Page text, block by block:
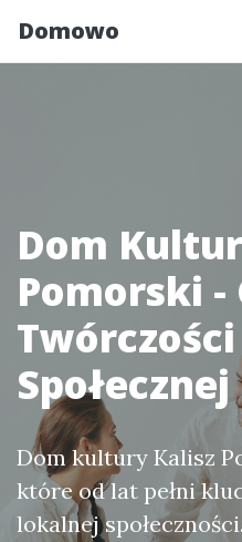
Domowo
Dom
Pomorski
Społecznej
Dom kultury Kalisz
które od lat pełni
lokalnej